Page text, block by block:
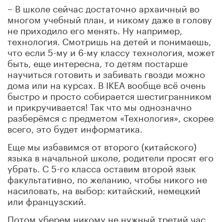
– В школе сейчас достаточно архаичный во
многом учебный план, и никому даже в голову
не приходило его менять. Ну например,
технология. Смотришь на детей и понимаешь,
что если 5-му и 6-му классу технология, может
быть, еще интересна, то детям постарше
научиться готовить и забивать гвозди можно
дома или на курсах. В IKEA вообще всё очень
быстро и просто собирается шестигранником
и прикручивается! Так что мы однозначно
разберёмся с предметом «Технология», скорее
всего, это будет информатика.
Еще мы избавимся от второго (китайского)
языка в начальной школе, родители просят его
убрать. С 5-го класса оставим второй язык
факультативно, по желанию, чтобы никого не
насиловать, на выбор: китайский, немецкий
или французский.
Потом уберем никому не нужный третий час